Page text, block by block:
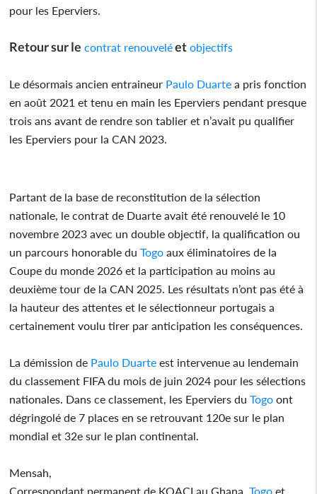
pour les Eperviers.
Retour sur le contrat renouveléet objectifs
Le désormais ancien entraineur Paulo Duarte a pris fonction
en août 2021 et tenu en main les Eperviers pendant presque
trois ans avant de rendre son tablier et n’avait pu qualifier
les Eperviers pour la CAN 2023.
Partant de la base de reconstitution de la sélection
nationale, le contrat de Duarte avait été renouvelé le 10
novembre 2023 avec un double objectif, la qualification ou
un parcours honorable duTogo aux éliminatoires de la
Coupe du monde 2026 et la participation au moins au
deuxième tour de la CAN 2025. Les résultats n’ont pas été à
la hauteur des attentes et le sélectionneur portugais a
certainement voulu tirer par anticipation les conséquences.
La démission de Paulo Duarte est intervenue au lendemain
du classement FIFA du mois de juin 2024 pour les sélections
nationales. Dans ce classement, les Eperviers duTogo ont
dégringolé de 7 places en se retrouvant 120e sur le plan
mondial et 32e sur le plan continental.
Mensah,
Correspondant permanent de KOACI au Ghana,Togo et